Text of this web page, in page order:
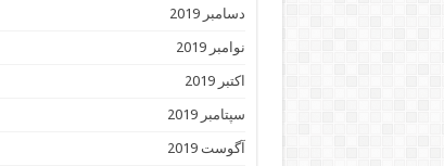
دسامبر 2019
نوامبر 2019
اکتبر 2019
سپتامبر 2019
آگوست 2019